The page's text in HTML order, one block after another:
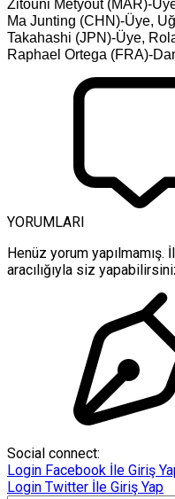
Zitouni Metyout (MAR)-
Ma Junting (CHN)-Üye,
Takahashi (JPN)-Üye,
Raphael Ortega (FRA)-
YORUMLARI
Henüz yorum yapılmamış.
aracılığıyla siz
Social connect:
Login Facebook İle Giriş
Login Twitter İle Giriş Yap